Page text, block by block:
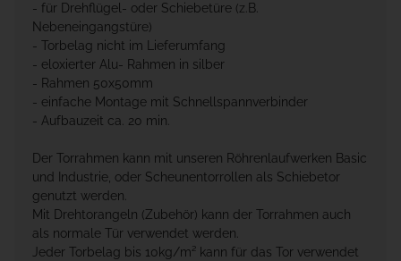
- für Drehflügel- oder Schiebetüre (z.B.
Nebeneingangstüre)
- Torbelag nicht im Lieferumfang
- eloxierter Alu- Rahmen in silber
- Rahmen 50x50mm
- einfache Montage mit Schnellspannverbinder
- Aufbauzeit ca. 20 min.
Der Torrahmen kann mit unseren Röhrenlaufwerken Basic
und Industrie, oder Scheunentorrollen als Schiebetor
genutzt werden.
Mit Drehtorangeln (Zubehör) kann der Torrahmen auch
als normale Tür verwendet werden.
Jeder Torbelag bis 10kg/m² kann für das Tor verwendet